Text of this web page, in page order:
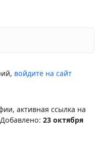
войдите на сайт
активная ссылка на
23 октября